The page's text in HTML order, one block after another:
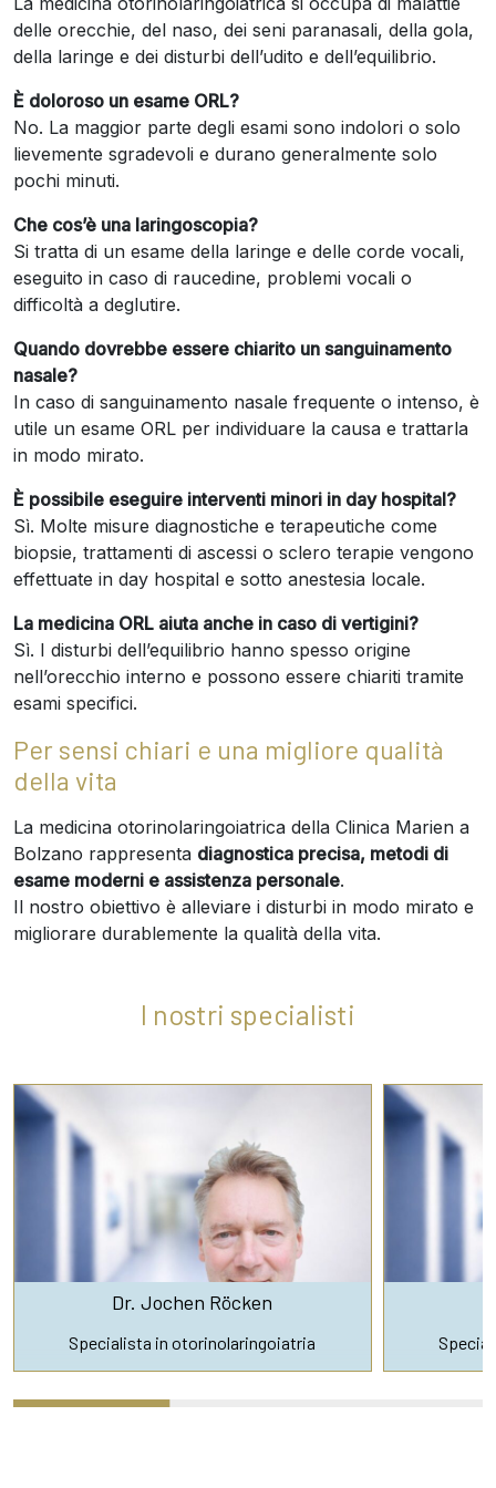
delle orecchie, del naso, dei seni paranasali, della gola,
della laringe e dei disturbi dell’udito e dell’equilibrio.
È doloroso un esame ORL?
No. La maggior parte degli esami sono indolori o solo
lievemente sgradevoli e durano generalmente solo
pochi minuti.
Che cos’è una laringoscopia?
Si tratta di un esame della laringe e delle corde vocali,
eseguito in caso di raucedine, problemi vocali o
difficoltà a deglutire.
Quando dovrebbe essere chiarito un sanguinamento
nasale?
In caso di sanguinamento nasale frequente o intenso, è
utile un esame ORL per individuare la causa e trattarla
in modo mirato.
È possibile eseguire interventi minori in day hospital?
Sì. Molte misure diagnostiche e terapeutiche come
biopsie, trattamenti di ascessi o sclero terapie vengono
effettuate in day hospital e sotto anestesia locale.
La medicina ORL aiuta anche in caso di vertigini?
Sì. I disturbi dell’equilibrio hanno spesso origine
nell’orecchio interno e possono essere chiariti tramite
esami specifici.
Per sensi chiari e una migliore qualità
della vita
La medicina otorinolaringoiatrica della Clinica Marien a
Bolzano rappresenta diagnostica precisa, metodi di
esame moderni e assistenza personale.
Il nostro obiettivo è alleviare i disturbi in modo mirato e
migliorare durablemente la qualità della vita.
I nostri specialisti
Dr. Jochen Röcken
Specialista in otorinolaringoiatria